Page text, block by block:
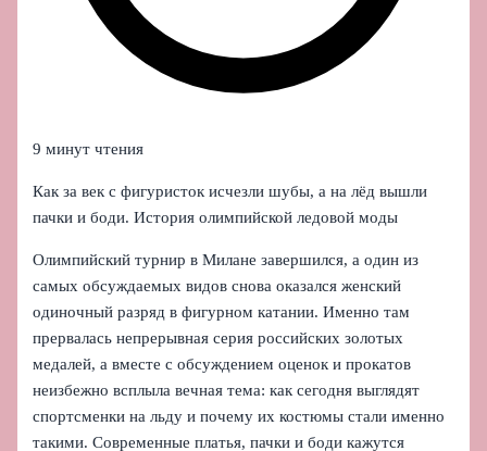
9 минут чтения
Как за век с фигуристок исчезли шубы, а на лёд вышли
пачки и боди. История олимпийской ледовой моды
Олимпийский турнир в Милане завершился, а один из
самых обсуждаемых видов снова оказался женский
одиночный разряд в фигурном катании. Именно там
прервалась непрерывная серия российских золотых
медалей, а вместе с обсуждением оценок и прокатов
неизбежно всплыла вечная тема: как сегодня выглядят
спортсменки на льду и почему их костюмы стали именно
такими. Современные платья, пачки и боди кажутся